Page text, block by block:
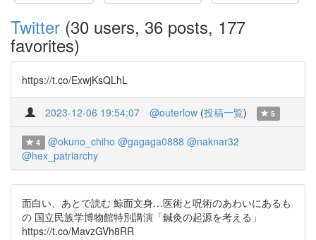
Twitter (30 users, 36 posts, 177
favorites)
https://t.co/ExwjKsQLhL
2023-12-06 19:54:07 @outerlow (投稿一覧) 5
4 @okuno_chiho @gagaga0888 @naknar32
@hex_patriarchy
面白い、あとで読む 鯨面文身…医術と呪術のあわいにあるも
の 国立民族学博物館特別講演「鍼灸の起源を考える」
https://t.co/MavzGVh8RR